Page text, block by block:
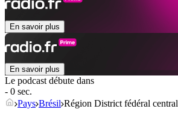
En savoir plus
En savoir plus
Le podcast débute dans
- 0 sec.
Pays Brésil Région District fédéral central